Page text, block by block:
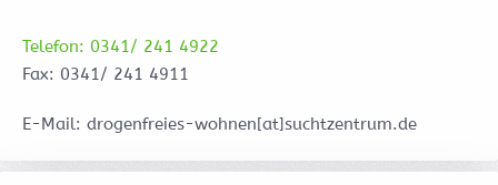
Telefon: 0341/ 241 4922
Fax: 0341/ 241 4911
E-Mail: drogenfreies-wohnen[at]suchtzentrum.de